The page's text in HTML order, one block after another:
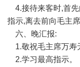
4.接待来客时,首先
指示,离去前向毛主席
六、晚汇报:
1.敬祝毛主席万寿
2.学习最高指示。